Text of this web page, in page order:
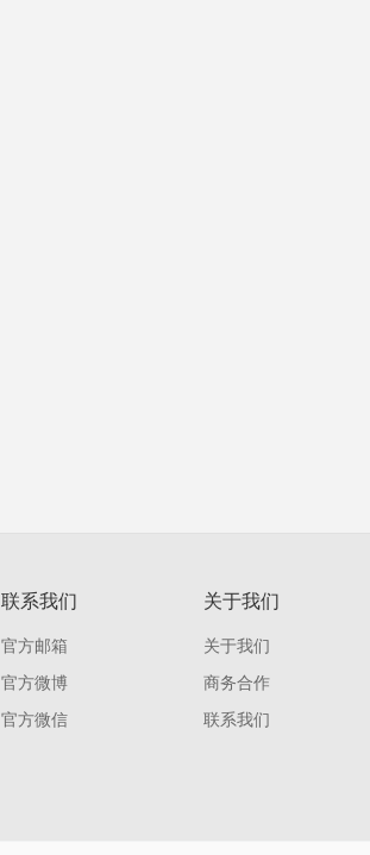
联系我们
官方邮箱
官方微博
官方微信
关于我们
关于我们
商务合作
联系我们